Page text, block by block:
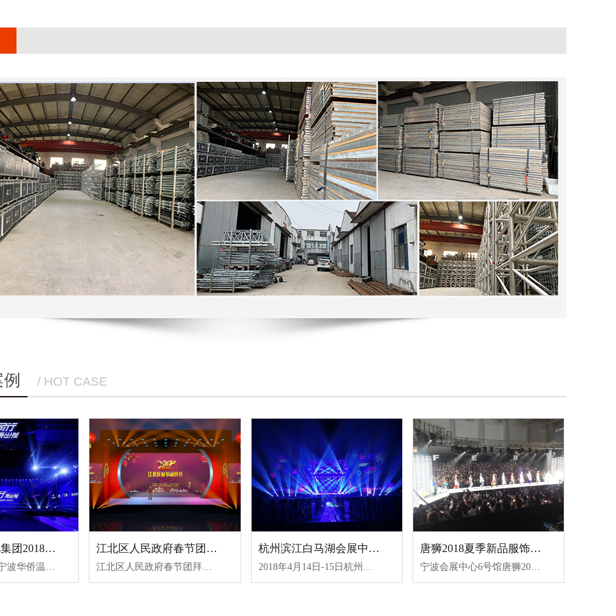
/ HOT CASE
宁波广播电视集团2018媒体推介会灯光设备租赁案例
2018年9月21日宁波华侨温德姆至尊豪廷大酒店“同行，再出发—宁波广播电视集团2018媒体推介会现场使用的灯光设备租赁是由鑫禾舞美提供的。鑫禾舞美专注舞台灯光音响设备租赁，2000㎡专用仓储基地，确保设备快速进场。高素质工作团队入驻活动现场，高效率装场、撤场，全程技术支持。以我们客户满意为工作宗旨和前行动......
江北区人民政府春节团拜会舞台设备租赁案例
江北区人民政府春节团拜会舞台设备租赁一直以来都是选择宁波鑫禾舞美文化传播有限公司。当时选择他们的主要原因是，他们数千场活动执行经验积累，比如杭州MDSK音乐节、唐狮2018夏季新品服饰发布会、杭州钱江世纪公园创造101粉丝见面会等等。所以他们更加懂得如何安全布线，音频工程师满足对声音的一切需要。再加上2000㎡的设备存储规模，进口品牌音响、灯光、舞台特效设备，满足高品质舞台设备的租赁需求。所以我们每年的年会在舞台设备租赁方面都是选择由鑫禾舞美提供！
杭州滨江白马湖会展中心草莓音乐节灯光设备租赁案例
2018年4月14日-15日杭州滨江白马湖会展中心草莓音乐节灯光设备租赁选择的是鑫禾舞美。在这之前我们也是找了好几家灯光设备租赁公司，但都不尽如意。后面朋友的介绍，找到了宁波鑫禾舞美文化传播有限公司。我们公司也是组织了几个人的小团队，亲自来到鑫禾舞美公司实地考察。鑫禾舞美专注舞台灯光音响设备租赁，2000㎡......
唐狮2018夏季新品服饰发布会舞台租赁案例
宁波会展中心6号馆唐狮2018夏季新品服饰发布会舞台租赁经过几家公司的考察。对比下来，还是选择宁波鑫禾舞美文化传播有限公司。鑫禾舞美拥有丰富经验的技术团队，了解洞悉客户需求，始终以“科技创新、安全规范”为服务宗旨，为我们客户提供规范的舞台灯光租赁服务。2000㎡的设备存储规模，进口品牌音响、灯光、舞台特效设备，满足高品质舞台设备的租赁需求。数千场活动执行经验积累，更加懂得如何安全布线，音频工程师满足对声音的一切需要！所以鑫禾舞美值得我们选择的合作伙伴！